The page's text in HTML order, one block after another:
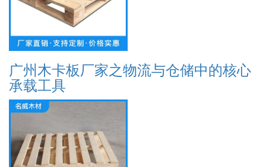
广州木卡板厂家之物流与仓储中的核心
承载工具